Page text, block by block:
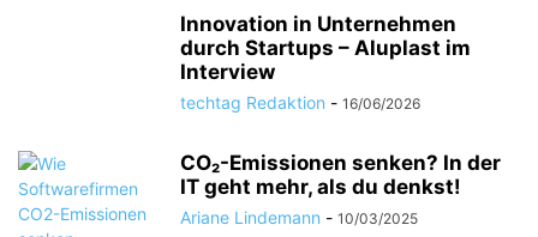
Innovation in Unternehmen
durch Startups – Aluplast im
Interview
techtag Redaktion - 16/06/2026
CO₂-Emissionen senken? In der
IT geht mehr, als du denkst!
Ariane Lindemann - 10/03/2025